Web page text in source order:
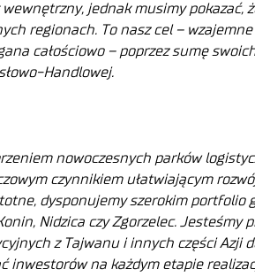
jednak musimy pokazać,
regionach. To nasz cel –
całościowo – poprzez sumę
Handlowej.
nowoczesnych parków
czynnikiem ułatwiającym
dysponujemy szerokim
Nidzica czy Zgorzelec. Jesteśmy
z Tajwanu i innych części Azji
inwestorów na każdym etapie